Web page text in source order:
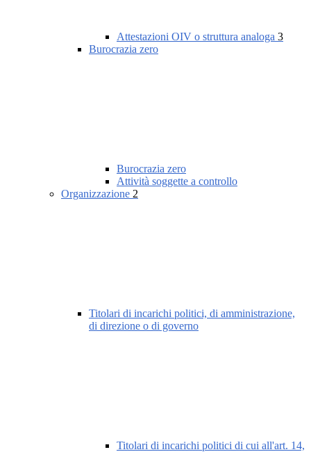
Attestazioni OIV o struttura analoga 3
Burocrazia zero
Burocrazia zero
Attività soggette a controllo
Organizzazione 2
Titolari di incarichi politici, di amministrazione,
di direzione o di governo
Titolari di incarichi politici di cui all'art. 14,